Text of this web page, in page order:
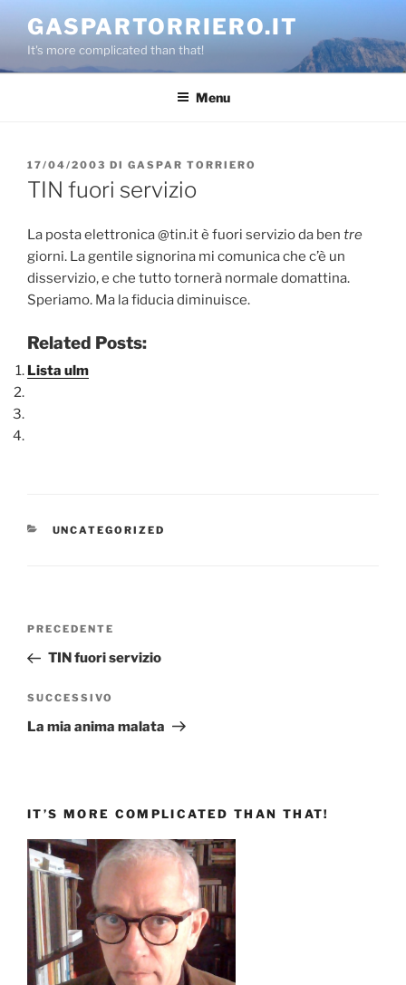
contenuto
GASPARTORRIERO.IT
It's more complicated than that!
Menu
PUBBLICATO
IL
17/04/2003 DI GASPAR TORRIERO
TIN fuori servizio
La posta elettronica @tin.it è fuori servizio da ben tre
giorni. La gentile signorina mi comunica che c’è un
disservizio, e che tutto tornerà normale domattina.
Speriamo. Ma la fiducia diminuisce.
Related Posts:
Lista ulm
CATEGORIE
UNCATEGORIZED
Navigazione
Articolo
precedente:
PRECEDENTE
TIN fuori servizio
Articolo
successivo
SUCCESSIVO
La mia anima malata
IT’S MORE COMPLICATED THAN THAT!